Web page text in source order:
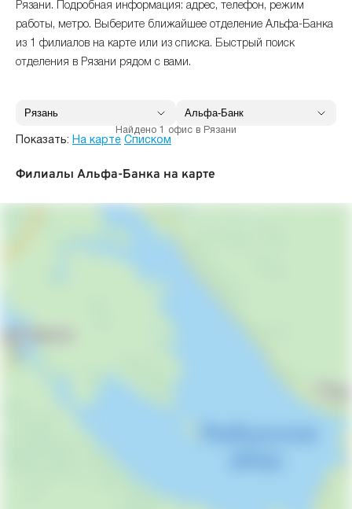
Рязани. Подробная информация: адрес, телефон, режим
работы, метро. Выберите ближайшее отделение Альфа-Банка
из 1 филиалов на карте или из списка. Быстрый поиск
отделения в Рязани рядом с вами.
Найдено 1 офис в Рязани
Показать: На карте Списком
Филиалы Альфа-Банка на карте